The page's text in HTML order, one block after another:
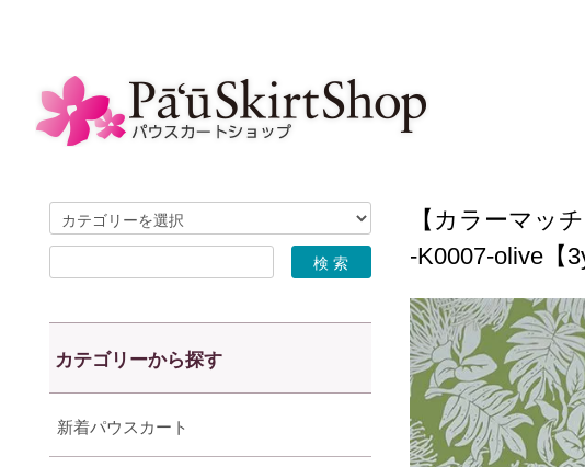
【カラーマッ
-K0007-olive【
カテゴリーから探す
新着パウスカート